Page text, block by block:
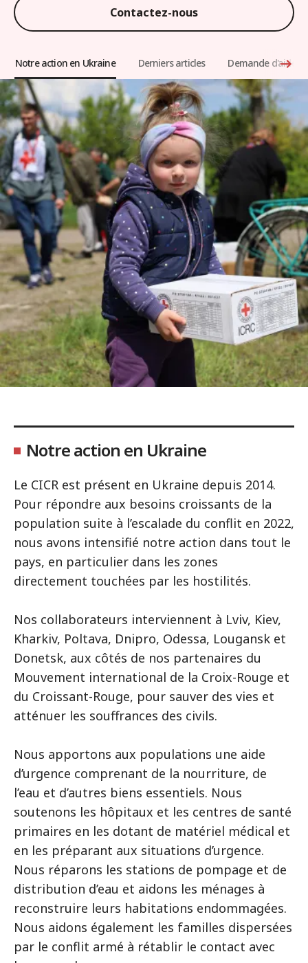
Contactez-nous
Notre action en Ukraine Derniers articles Demande d'aide
Notre action en Ukraine
Le CICR est présent en Ukraine depuis 2014.
Pour répondre aux besoins croissants de la
population suite à l’escalade du conflit en 2022,
nous avons intensifié notre action dans tout le
pays, en particulier dans les zones
directement touchées par les hostilités.
Nos collaborateurs interviennent à Lviv, Kiev,
Kharkiv, Poltava, Dnipro, Odessa, Lougansk et
Donetsk, aux côtés de nos partenaires du
Mouvement international de la Croix-Rouge et
du Croissant-Rouge, pour sauver des vies et
atténuer les souffrances des civils.
Nous apportons aux populations une aide
d’urgence comprenant de la nourriture, de
l’eau et d’autres biens essentiels. Nous
soutenons les hôpitaux et les centres de santé
primaires en les dotant de matériel médical et
en les préparant aux situations d’urgence.
Nous réparons les stations de pompage et de
distribution d’eau et aidons les ménages à
reconstruire leurs habitations endommagées.
Nous aidons également les familles dispersées
par le conflit armé à rétablir le contact avec